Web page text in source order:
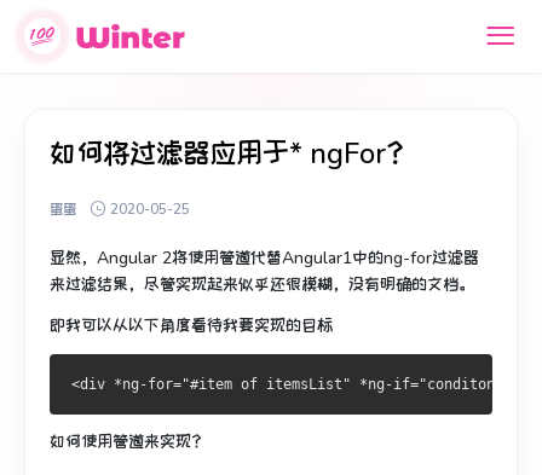
如何将过滤器应用于* ngFor？
蛋蛋 2020-05-25
显然，Angular 2将使用管道代替Angular1中的ng-for过滤器
来过滤结果，尽管实现起来似乎还很模糊，没有明确的文档。
即我可以从以下角度看待我要实现的目标
<div *ng -for="#item of itemsList" *ng -if=
如何使用管道来实现？